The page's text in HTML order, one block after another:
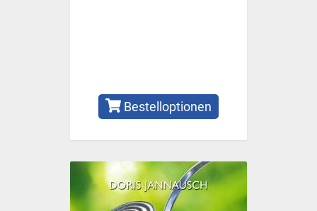
Bestelloptionen